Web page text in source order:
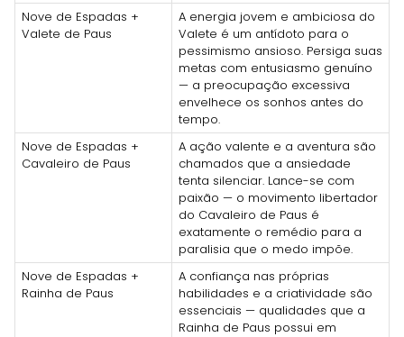
Nove de Espadas +
Valete de Paus
A energia jovem e ambiciosa do
Valete é um antídoto para o
pessimismo ansioso. Persiga suas
metas com entusiasmo genuíno
— a preocupação excessiva
envelhece os sonhos antes do
tempo.
Nove de Espadas +
Cavaleiro de Paus
A ação valente e a aventura são
chamados que a ansiedade
tenta silenciar. Lance-se com
paixão — o movimento libertador
do Cavaleiro de Paus é
exatamente o remédio para a
paralisia que o medo impõe.
Nove de Espadas +
Rainha de Paus
A confiança nas próprias
habilidades e a criatividade são
essenciais — qualidades que a
Rainha de Paus possui em